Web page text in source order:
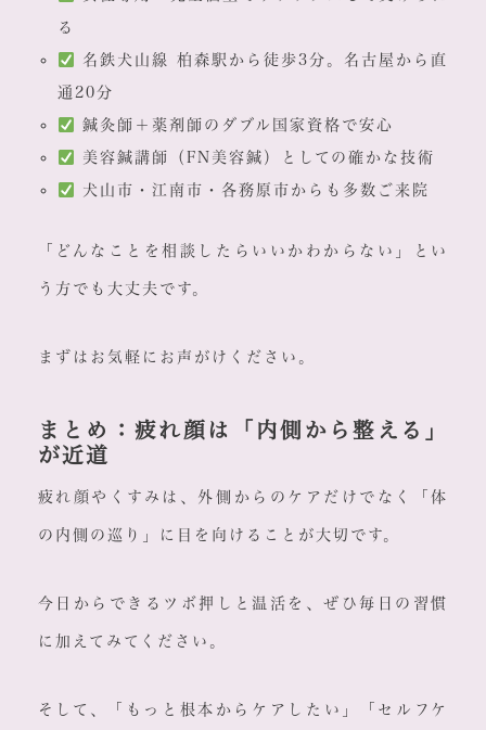
る
名鉄犬山線 柏森駅から徒歩3分。名古屋から直
通20分
鍼灸師＋薬剤師のダブル国家資格で安心
美容鍼講師（FN美容鍼）としての確かな技術
犬山市・江南市・各務原市からも多数ご来院
「どんなことを相談したらいいかわからない」とい
う方でも大丈夫です。
まずはお気軽にお声がけください。
まとめ：疲れ顔は「内側から整える」
が近道
疲れ顔やくすみは、外側からのケアだけでなく「体
の内側の巡り」に目を向けることが大切です。
今日からできるツボ押しと温活を、ぜひ毎日の習慣
に加えてみてください。
そして、「もっと根本からケアしたい」「セルフケ